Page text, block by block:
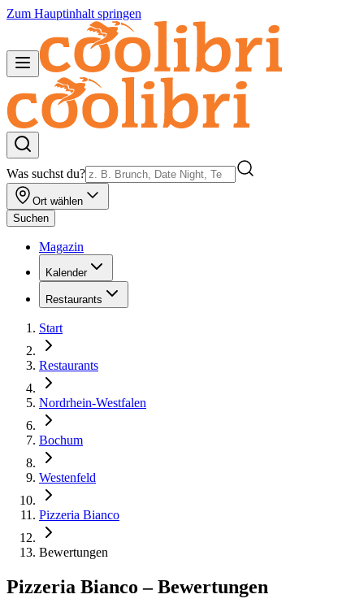
Zum Hauptinhalt springen
Was suchst du?
Ort wählen
Suchen
Magazin
Kalender
Restaurants
Start
Restaurants
Nordrhein-Westfalen
Bochum
Westenfeld
Pizzeria Bianco
Bewertungen
Pizzeria Bianco – Bewertungen